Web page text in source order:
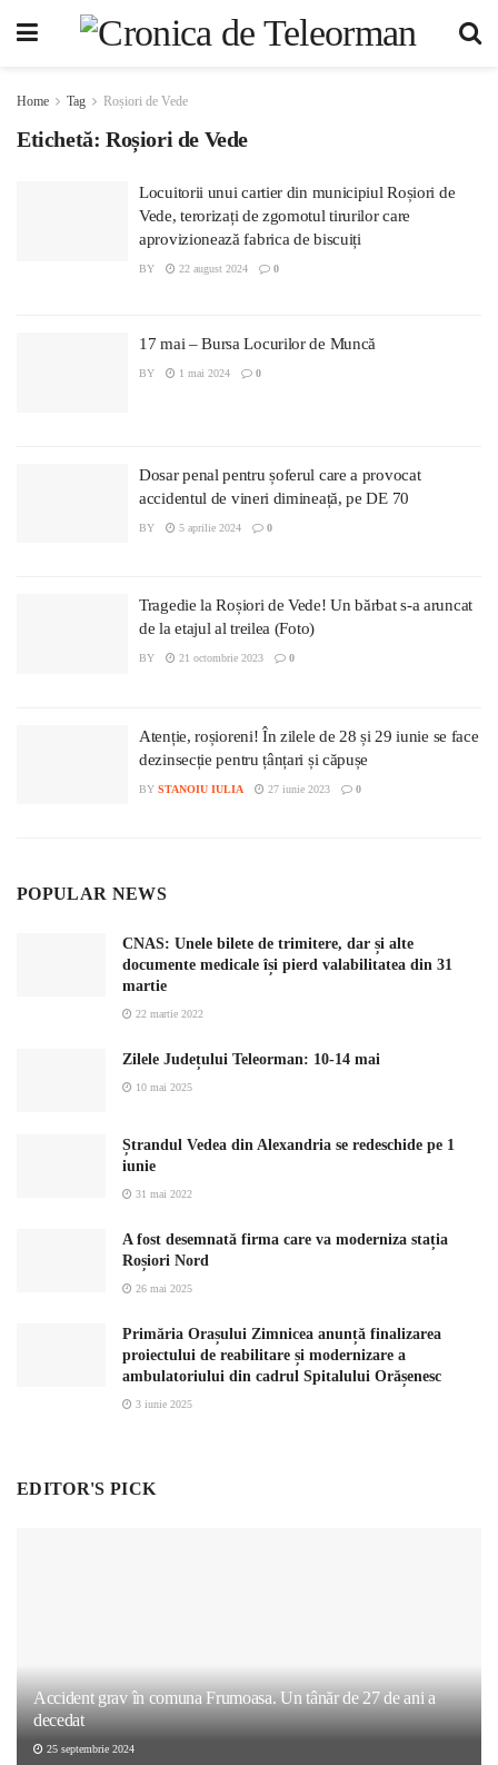
Home Tag Roșiori de Vede
Etichetă: Roșiori de Vede
Locuitorii unui cartier din municipiul Roșiori de
Vede, terorizați de zgomotul tirurilor care
aprovizionează fabrica de biscuiți
BY 22 august 2024 0
17 mai – Bursa Locurilor de Muncă
BY 1 mai 2024 0
Dosar penal pentru șoferul care a provocat
accidentul de vineri dimineață, pe DE 70
BY 5 aprilie 2024 0
Tragedie la Roșiori de Vede! Un bărbat s-a aruncat
de la etajul al treilea (Foto)
BY 21 octombrie 2023 0
Atenție, roșioreni! În zilele de 28 și 29 iunie se face
dezinsecție pentru țânțari și căpușe
BY STANOIU IULIA 27 iunie 2023 0
POPULAR NEWS
CNAS: Unele bilete de trimitere, dar și alte
documente medicale își pierd valabilitatea din 31
martie
22 martie 2022
Zilele Județului Teleorman: 10-14 mai
10 mai 2025
Ștrandul Vedea din Alexandria se redeschide pe 1
iunie
31 mai 2022
A fost desemnată firma care va moderniza stația
Roșiori Nord
26 mai 2025
Primăria Orașului Zimnicea anunță finalizarea
proiectului de reabilitare și modernizare a
ambulatoriului din cadrul Spitalului Orășenesc
3 iunie 2025
EDITOR'S PICK
Accident grav în comuna Frumoasa. Un tânăr de 27 de ani a
decedat
25 septembrie 2024